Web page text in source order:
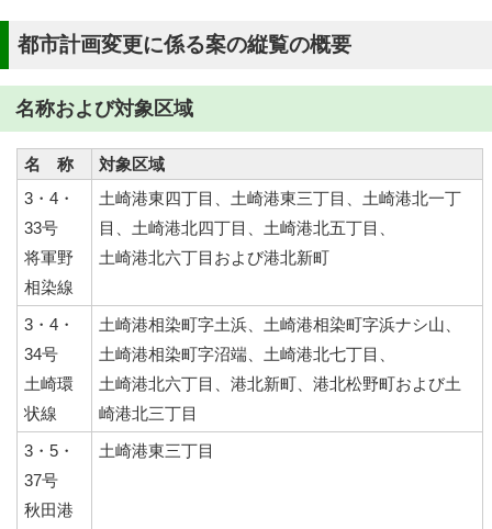
都市計画変更に係る案の縦覧の概要
名称および対象区域
名 称
対象区域
3・4・
33号
将軍野
相染線
土崎港東四丁目、土崎港東三丁目、土崎港北一丁
目、土崎港北四丁目、土崎港北五丁目、
土崎港北六丁目および港北新町
3・4・
34号
土崎環
状線
土崎港相染町字土浜、土崎港相染町字浜ナシ山、
土崎港相染町字沼端、土崎港北七丁目、
土崎港北六丁目、港北新町、港北松野町および土
崎港北三丁目
3・5・
37号
秋田港
土崎港東三丁目